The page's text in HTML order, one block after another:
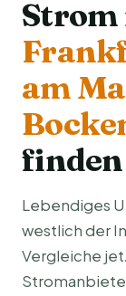
Strom
am
finden
Lebendiges
westlich der
Vergleiche